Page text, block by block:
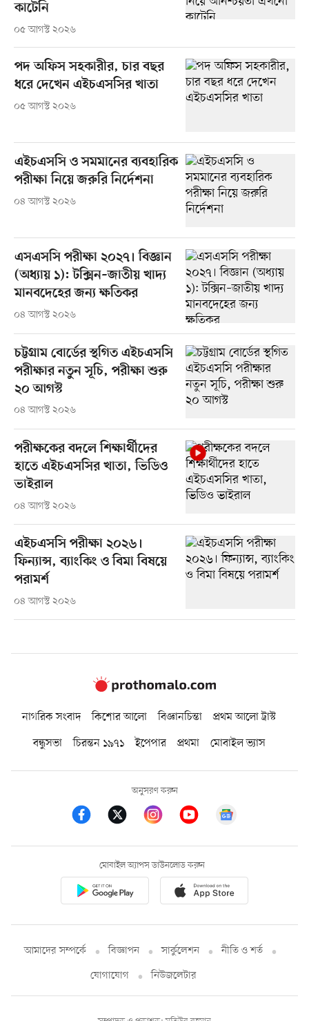
কাটেনি
০৫ আগস্ট ২০২৬
পদ অফিস সহকারীর, চার বছর
ধরে দেখেন এইচএসসির খাতা
০৫ আগস্ট ২০২৬
এইচএসসি ও সমমানের ব্যবহারিক
পরীক্ষা নিয়ে জরুরি নির্দেশনা
০৪ আগস্ট ২০২৬
এসএসসি পরীক্ষা ২০২৭। বিজ্ঞান
(অধ্যায় ১): টক্সিন–জাতীয় খাদ্য
মানবদেহের জন্য ক্ষতিকর
০৪ আগস্ট ২০২৬
চট্টগ্রাম বোর্ডের স্থগিত এইচএসসি
পরীক্ষার নতুন সূচি, পরীক্ষা শুরু
২০ আগস্ট
০৪ আগস্ট ২০২৬
পরীক্ষকের বদলে শিক্ষার্থীদের
হাতে এইচএসসির খাতা, ভিডিও
ভাইরাল
০৪ আগস্ট ২০২৬
এইচএসসি পরীক্ষা ২০২৬।
ফিন্যান্স, ব্যাংকিং ও বিমা বিষয়ে
পরামর্শ
০৪ আগস্ট ২০২৬
নাগরিক সংবাদ কিশোর আলো বিজ্ঞানচিন্তা
প্রথম আলো ট্রাস্ট
বন্ধুসভা
চিরন্তন ১৯৭১ ইপেপার প্রথমা মোবাইল ভ্যাস
অনুসরণ করুন
মোবাইল অ্যাপস ডাউনলোড করুন
আমাদের সম্পর্কে বিজ্ঞাপন সার্কুলেশন
নীতি ও শর্ত
যোগাযোগ
নিউজলেটার